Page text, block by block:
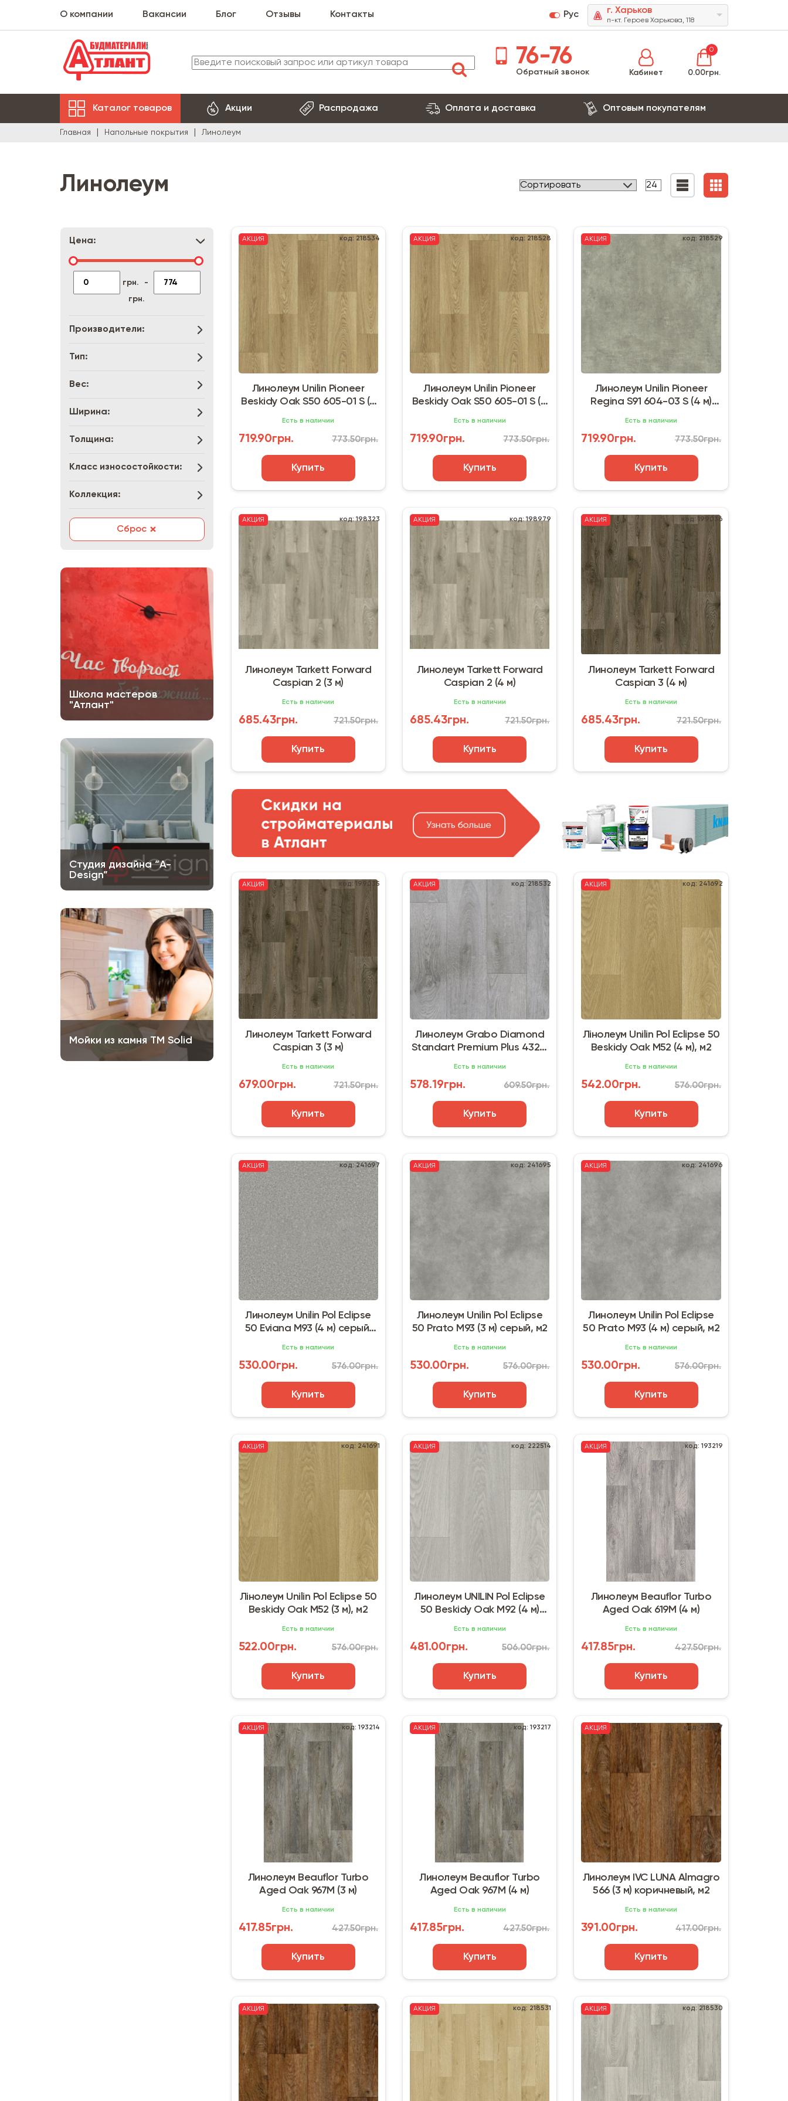
О компании Вакансии Блог Отзывы Контакты Рус г. Харьков
п-кт. Героев Харькова, 118
76-76
Обратный звонок Кабинет
0
0.00грн.
Каталог товаров Акции Распродажа Оплата и доставка Оптовым покупателям
Главная Напольные покрытия Линолеум
Линолеум
Цена:
грн. -
грн.
Производители:
Тип:
Вес:
Ширина:
Толщина:
Класс износостойкости:
Коллекция:
Сброс ×
Школа мастеров
"Атлант"
Студия дизайна “A-
Design”
Мойки из камня ТМ Solid
АКЦИЯ код: 218534
Линолеум Unilin Pioneer
Beskidy Oak S50 605-01 S (3
Есть в наличии
719.90грн. 773.50грн.
Купить
АКЦИЯ код: 218528
Линолеум Unilin Pioneer
Beskidy Oak S50 605-01 S (4
Есть в наличии
719.90грн. 773.50грн.
Купить
АКЦИЯ код: 218529
Линолеум Unilin Pioneer
Regina S91 604-03 S (4 м)
Есть в наличии
719.90грн. 773.50грн.
Купить
АКЦИЯ код: 198323
Линолеум Tarkett Forward
Caspian 2 (3 м)
Есть в наличии
685.43грн. 721.50грн.
Купить
АКЦИЯ код: 198979
Линолеум Tarkett Forward
Caspian 2 (4 м)
Есть в наличии
685.43грн. 721.50грн.
Купить
АКЦИЯ код: 199036
Линолеум Tarkett Forward
Caspian 3 (4 м)
Есть в наличии
685.43грн. 721.50грн.
Купить
АКЦИЯ код: 199035
Линолеум Tarkett Forward
Caspian 3 (3 м)
Есть в наличии
679.00грн. 721.50грн.
Купить
АКЦИЯ код: 218532
Линолеум Grabo Diamond
Standart Premium Plus 4321-
Есть в наличии
578.19грн. 609.50грн.
Купить
АКЦИЯ код: 241692
Лінолеум Unilin Pol Eclipse 50
Beskidy Oak M52 (4 м), м2
Есть в наличии
542.00грн. 576.00грн.
Купить
АКЦИЯ код: 241697
Линолеум Unilin Pol Eclipse
50 Eviana М93 (4 м) серый,
Есть в наличии
530.00грн. 576.00грн.
Купить
АКЦИЯ код: 241695
Линолеум Unilin Pol Eclipse
50 Prato M93 (3 м) серый, м2
Есть в наличии
530.00грн. 576.00грн.
Купить
АКЦИЯ код: 241696
Линолеум Unilin Pol Eclipse
50 Prato M93 (4 м) серый, м2
Есть в наличии
530.00грн. 576.00грн.
Купить
АКЦИЯ код: 241691
Лінолеум Unilin Pol Eclipse 50
Beskidy Oak M52 (3 м), м2
Есть в наличии
522.00грн. 576.00грн.
Купить
АКЦИЯ код: 222514
Линолеум UNILIN Pol Eclipse
50 Beskidy Oak M92 (4 м)
Есть в наличии
481.00грн. 506.00грн.
Купить
АКЦИЯ код: 193219
Линолеум Beauflor Turbo
Aged Oak 619M (4 м)
Есть в наличии
417.85грн. 427.50грн.
Купить
АКЦИЯ код: 193214
Линолеум Beauflor Turbo
Aged Oak 967M (3 м)
Есть в наличии
417.85грн. 427.50грн.
Купить
АКЦИЯ код: 193217
Линолеум Beauflor Turbo
Aged Oak 967M (4 м)
Есть в наличии
417.85грн. 427.50грн.
Купить
АКЦИЯ код: 222517
Линолеум IVC LUNA Almagro
566 (3 м) коричневый, м2
Есть в наличии
391.00грн. 417.00грн.
Купить
АКЦИЯ код: 222519 АКЦИЯ код: 218531 АКЦИЯ код: 218530